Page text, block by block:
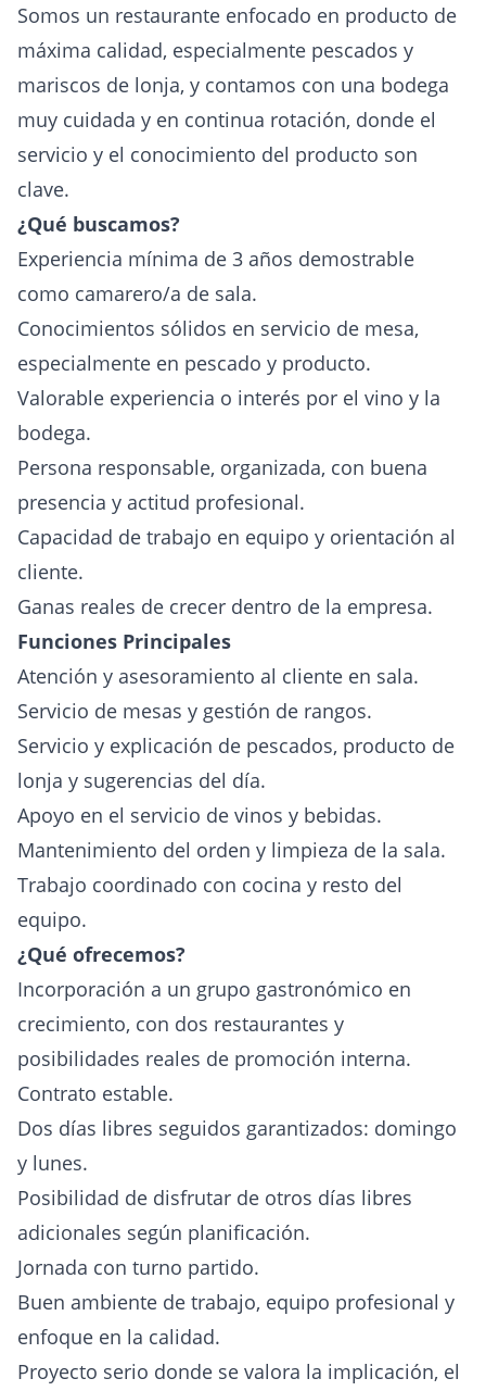
Somos un restaurante enfocado en producto de
máxima calidad, especialmente pescados y
mariscos de lonja, y contamos con una bodega
muy cuidada y en continua rotación, donde el
servicio y el conocimiento del producto son
clave.
¿Qué buscamos?
Experiencia mínima de 3 años demostrable
como camarero/a de sala.
Conocimientos sólidos en servicio de mesa,
especialmente en pescado y producto.
Valorable experiencia o interés por el vino y la
bodega.
Persona responsable, organizada, con buena
presencia y actitud profesional.
Capacidad de trabajo en equipo y orientación al
cliente.
Ganas reales de crecer dentro de la empresa.
Funciones Principales
Atención y asesoramiento al cliente en sala.
Servicio de mesas y gestión de rangos.
Servicio y explicación de pescados, producto de
lonja y sugerencias del día.
Apoyo en el servicio de vinos y bebidas.
Mantenimiento del orden y limpieza de la sala.
Trabajo coordinado con cocina y resto del
equipo.
¿Qué ofrecemos?
Incorporación a un grupo gastronómico en
crecimiento, con dos restaurantes y
posibilidades reales de promoción interna.
Contrato estable.
Dos días libres seguidos garantizados: domingo
y lunes.
Posibilidad de disfrutar de otros días libres
adicionales según planificación.
Jornada con turno partido.
Buen ambiente de trabajo, equipo profesional y
enfoque en la calidad.
Proyecto serio donde se valora la implicación, el